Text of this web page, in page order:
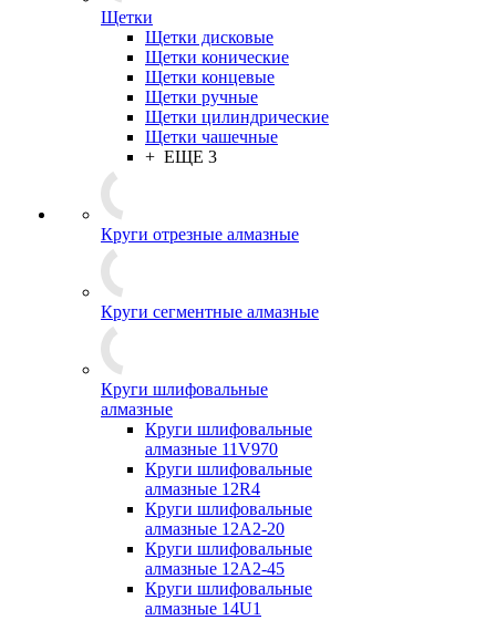
Щетки
Щетки дисковые
Щетки конические
Щетки концевые
Щетки ручные
Щетки цилиндрические
Щетки чашечные
+ ЕЩЕ 3
Круги отрезные алмазные
Круги сегментные алмазные
Круги шлифовальные
алмазные
Круги шлифовальные
алмазные 11V970
Круги шлифовальные
алмазные 12R4
Круги шлифовальные
алмазные 12А2-20
Круги шлифовальные
алмазные 12А2-45
Круги шлифовальные
алмазные 14U1